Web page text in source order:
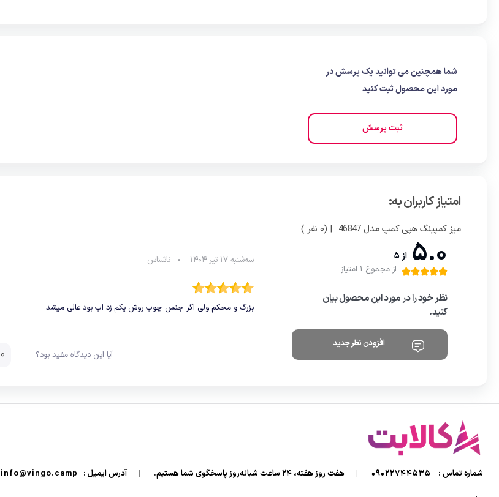
شما همچنین می توانید یک پرسش در
مورد این محصول ثبت کنید
ثبت پرسش
امتیاز کاربران به:
میز کمپینگ هپی کمپ مدل 46847 | (0 نفر )
5.0 از 5
از مجموع 1 امتیاز
نظر خود را در مورد این محصول بیان
کنید.
افزودن نظر جدید
سه‌شنبه 17 تیر 1404 ناشناس
بزرگ و محکم ولی اگر جنس چوب روش یکم زد اب بود عالی میشد
آیا این دیدگاه مفید بود؟ 0
شماره تماس : 09022744535
| هفت روز هفته، ۲۴ ساعت شبانه‌روز پاسخگوی شما هستیم. | آدرس ایمیل : info@vingo.camp